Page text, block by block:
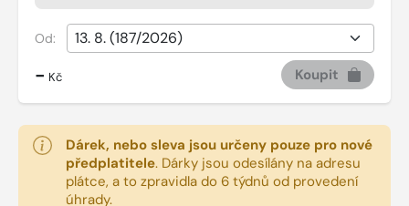
Od:
- Kč Koupit
Dárek, nebo sleva jsou určeny pouze pro nové
předplatitele. Dárky jsou odesílány na adresu
plátce, a to zpravidla do 6 týdnů od provedení
úhrady.